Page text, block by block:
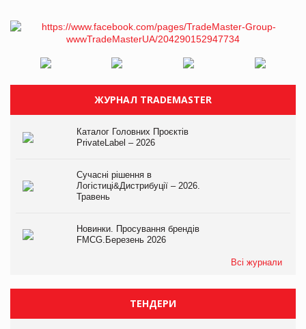
ЖУРНАЛ TRADEMASTER
Каталог Головних Проєктів
PrivateLabel – 2026
Сучасні рішення в
Логістиці&Дистрибуції – 2026.
Травень
Новинки. Просування брендів
FMCG.Березень 2026
Всі журнали
ТЕНДЕРИ